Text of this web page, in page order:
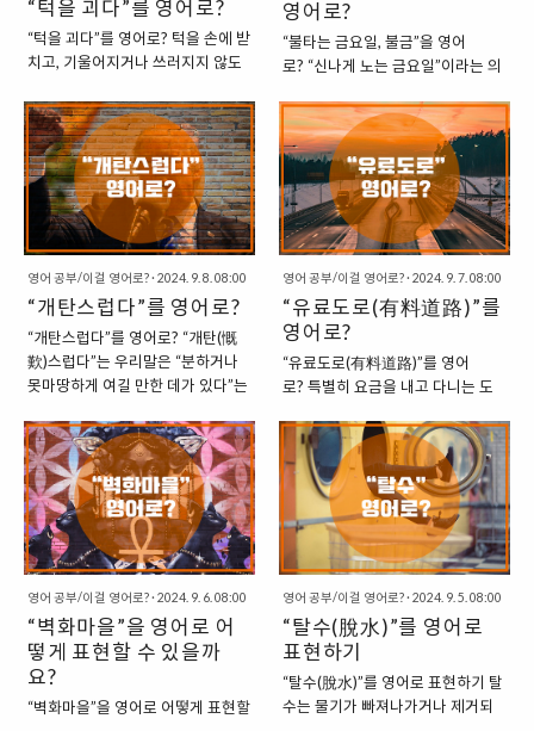
Skimming”은 옷이 허벅지에 가까
운 위치에서 살짝 스치는 상태를 표
현합니다. 여기서 “Thigh”는 허벅지
스치다’는 의미로 사용됩니다. “My
girlfriend was in a thigh
skimming red dress.” (내 여자친
구는 허벅지에서 살짝 스치는 빨간
드레스를 입고..
니다. 영어에는 “금수저”라는 표현
표현할 수 있는 표현이 있습니
다. 1. Born With a Silver Spoon :
은수저를 물고 태어나다 (부유한 집
안에서 태어나다) 영어에서는 주로
“Born with a silver spoon in
one’s mout..
“턱을 괴다”를 영어로?
“턱을 괴다”를 영어로? 턱을 손에 받
치고, 기울어지거나 쓰러지지 않도
고 합니다. 이 자세는 한국뿐만 아니
라 영미권에서도 자주 취하는 자세
로, 영어 표현도 자연스럽게 존재합
니다. 1. Resting One’s Chin on
One’s Hand : 턱을 손에 괴다 (자세
를 설명할 때) 영어에서는 이 자세를
“Resting one’s chin on one’s
hand”라고 표현합니다. 이는 턱이
손 위에서 쉬고 있다는 개념으로, 자
resting his chin on his hand.” (그
는 턱을 괴고 있다.)“She is resting
her chin on her hand while
watching TV.” (그녀는 TV를 보..
영어로?
“불타는 금요일, 불금”을 영어
로? “신나게 노는 금요일”이라는 의
여서 “불금”이라는 신조어가 탄생했
다. 사람의 언어는 경제적으로 변하
는 습성이 있어서, 이렇게 자주 쓰이
는 단어는 점점 줄어드는데, 영어에
서도 비슷하다. “금요일”은 동서고
금을 막론하고, 누구에게나 환영받
는 날이다. 물론 “13일의 금요일”은
제외하고. “영어로 불타는 금요일
을 어떻게 표현할 수 있을까?” 금요
일을 반기는 것은 우리나라뿐만 아
니라, 영미권에서도 마찬가지다. 영
미권에서는 “신난다. 금요일이
다.”라는 의미로 예전부터
“T.G.I.F”라는 말을 사용했다. 이는
“Thanks God It’s Friday”인데, 패
밀리레스토랑 브랜드와 같은 이름
이다. “TGIF”를 직역해보면, “하나
님 감사합니다..
영어 공부/이걸 영어로?· 2024. 9. 8. 08:00
“개탄스럽다”를 영어로?
“개탄스럽다”를 영어로? “개탄(慨
歎)스럽다”는 우리말은 “분하거나
못마땅하게 여길 만한 데가 있다”는
뜻을 가진 단어를 영어로 옮기는 것
은 쉽지 않아 보이지만, 의외로 이러
한 뜻으로 쓰이는 영어 표현을 찾을
수 있습니다. 1. Deplorable : 개탄
스러운 “Deplorable”은 무엇인가
가 매우 나쁘고 받아들일 수 없는 상
태를 가리킬 때 사용됩니다. “개탄
스럽다”라는 표현에 가장 가까운 영
어 단어입니다. “The inactivity of
the government was
deplorable.” (정부의 나태가 개탄
living in the most deplorable
영어 공부/이걸 영어로?· 2024. 9. 7. 08:00
“유료도로(有料道路)”를
영어로?
“유료도로(有料道路)”를 영어
로? 특별히 요금을 내고 다니는 도
니다. 대부분의 도로는 국가에서 관
리하며 무상으로 이용할 수 있지만,
특정 도로는 돈을 내고 이용할 수 있
도록 설계되어 있습니다. 대표적으
로는 고속도로가 있으며, 최근에는
민간 자본이 투자된 다양한 유료 도
로가 생겨나고 있습니다. 1. Toll
Road : 유료도로 유료도로는 영어
로 “Toll Road”라고 표현합니다. 고
속도로를 달릴 때 요금을 징수하는
장소를 “Tollgate”라고 부릅니
다. “Toll”은 영어로 “통행료”를 뜻
영어 공부/이걸 영어로?· 2024. 9. 6. 08:00
“벽화마을”을 영어로 어
떻게 표현할 수 있을까
요?
“벽화마을”을 영어로 어떻게 표현할
영어 공부/이걸 영어로?· 2024. 9. 5. 08:00
“탈수(脫水)”를 영어로
표현하기
“탈수(脫水)”를 영어로 표현하기 탈
수는 물기가 빠져나가거나 제거되